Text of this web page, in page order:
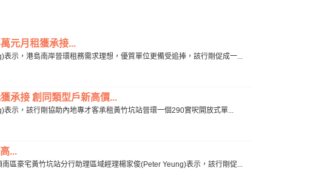
元月租獲承接...
示，港島南岸晉環租務需求理想，優質單位更備受追捧，該行剛促成一...
承接 創同類型戶新高價...
示，該行剛協助內地專才客承租黃竹坑站晉環一個290實呎開放式單...
...
區豪宅黃竹坑站分行助理區域經理楊家俊(Peter Yeung)表示，該行剛促...